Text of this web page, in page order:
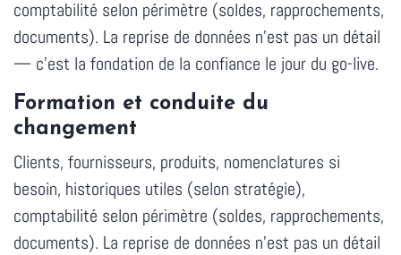
comptabilité selon périmètre (soldes, rapprochements,
documents). La reprise de données n'est pas un détail
— c'est la fondation de la confiance le jour du go-live.
Formation et conduite du
changement
Clients, fournisseurs, produits, nomenclatures si
besoin, historiques utiles (selon stratégie),
comptabilité selon périmètre (soldes, rapprochements,
documents). La reprise de données n'est pas un détail